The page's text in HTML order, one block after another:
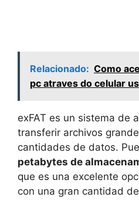
Relacionado: Como
pc atraves do celular
exFAT es un sistema de
transferir archivos
cantidades de datos.
petabytes de
que es una excelente
con una gran cantidad